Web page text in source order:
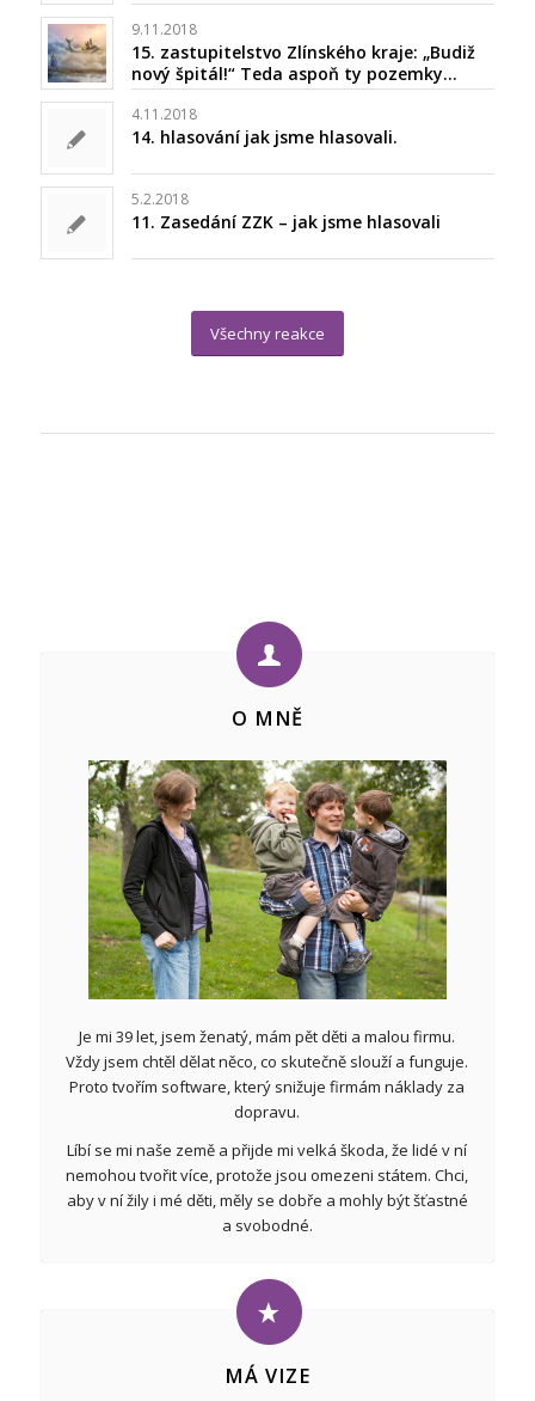
9.11.2018
15. zastupitelstvo Zlínského kraje: „Budiž
nový špitál!“ Teda aspoň ty pozemky…
4.11.2018
14. hlasování jak jsme hlasovali.
5.2.2018
11. Zasedání ZZK – jak jsme hlasovali
Všechny reakce
O MNĚ
Je mi 39 let, jsem ženatý, mám pět děti a malou firmu.
Vždy jsem chtěl dělat něco, co skutečně slouží a funguje.
Proto tvořím software, který snižuje firmám náklady za
dopravu.
Líbí se mi naše země a přijde mi velká škoda, že lidé v ní
nemohou tvořit více, protože jsou omezeni státem. Chci,
aby v ní žily i mé děti, měly se dobře a mohly být šťastné
a svobodné.
MÁ VIZE